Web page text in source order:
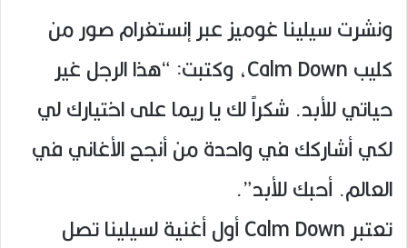
ونشرت سيلينا غوميز عبر إنستغرام صور من
كليب Calm Down، وكتبت: “هذا الرجل غير
حياتي للأبد. شكراً لك يا ريما على اختيارك لي
لكي أشاركك في واحدة من أنجح الأغاني في
العالم. أحبك للأبد”.
تعتبر Calm Down أول أغنية لسيلينا تصل